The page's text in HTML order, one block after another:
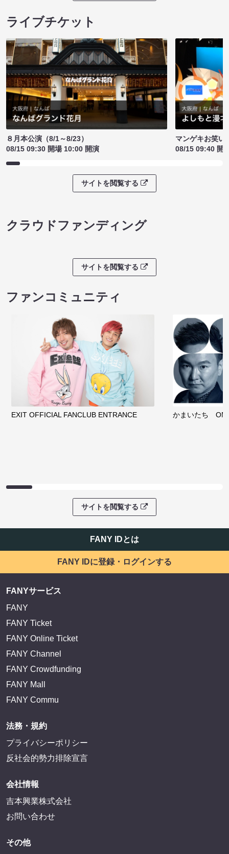
ライブチケット
８月本公演（8/1～8/23）
08/15 09:30 開場 10:00 開演
マンゲキお笑い
08/15 09:40 開
サイトを閲覧する
クラウドファンディング
サイトを閲覧する
ファンコミュニティ
EXIT OFFICIAL FANCLUB ENTRANCE かまいたち
サイトを閲覧する
FANY IDとは
FANY IDに登録・ログインする
FANYサービス
FANY
FANY Ticket
FANY Online Ticket
FANY Channel
FANY Crowdfunding
FANY Mall
FANY Commu
法務・規約
プライバシーポリシー
反社会的勢力排除宣言
会社情報
吉本興業株式会社
お問い合わせ
その他